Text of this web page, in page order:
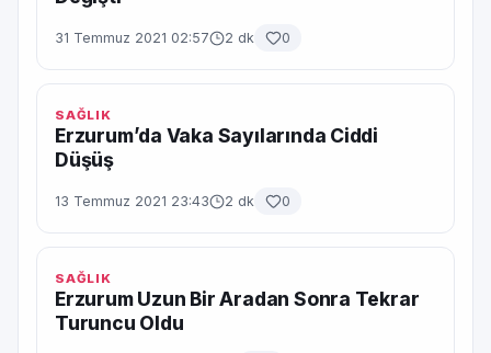
31 Temmuz 2021 02:57 2 dk 0
SAĞLIK
Erzurum’da Vaka Sayılarında Ciddi
Düşüş
13 Temmuz 2021 23:43 2 dk 0
SAĞLIK
Erzurum Uzun Bir Aradan Sonra Tekrar
Turuncu Oldu